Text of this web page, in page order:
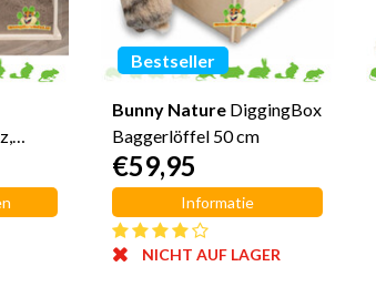
Bestseller
Bunny Nature DiggingBox
Baggerlöffel 50 cm
€59,95
Informatie
NICHT AUF LAGER